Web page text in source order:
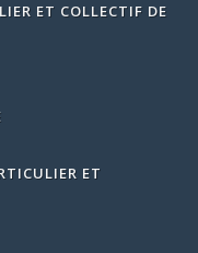
ET COLLECTIF DE
ET